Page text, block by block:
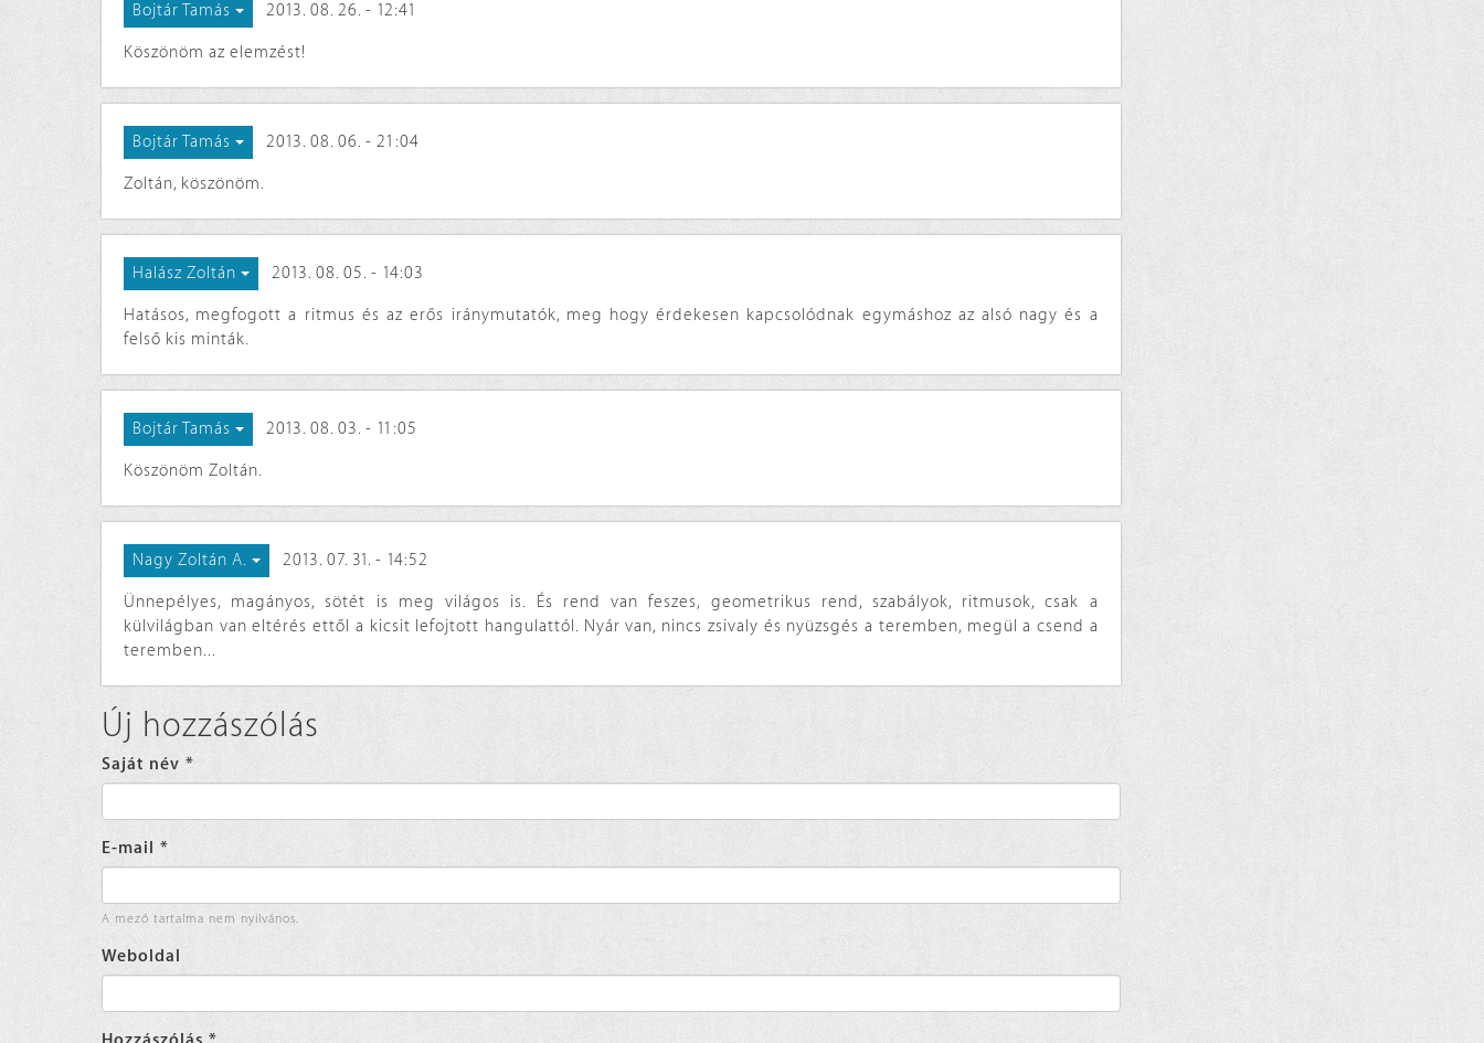
Bojtár Tamás 2013. 08. 26. - 12:41
Köszönöm az elemzést!
Bojtár Tamás 2013. 08. 06. - 21:04
Zoltán, köszönöm.
Halász Zoltán 2013. 08. 05. - 14:03
Hatásos, megfogott a ritmus és az erős iránymutatók, meg hogy érdekesen kapcsolódnak egymáshoz az alsó nagy és a
felső kis minták.
Bojtár Tamás 2013. 08. 03. - 11:05
Köszönöm Zoltán.
Nagy Zoltán A. 2013. 07. 31. - 14:52
Ünnepélyes, magányos, sötét is meg világos is. És rend van feszes, geometrikus rend, szabályok, ritmusok, csak a
külvilágban van eltérés ettől a kicsit lefojtott hangulattól. Nyár van, nincs zsivaly és nyüzsgés a teremben, megül a csend a
teremben...
Új hozzászólás
Saját név *
E-mail *
A mező tartalma nem nyilvános.
Weboldal